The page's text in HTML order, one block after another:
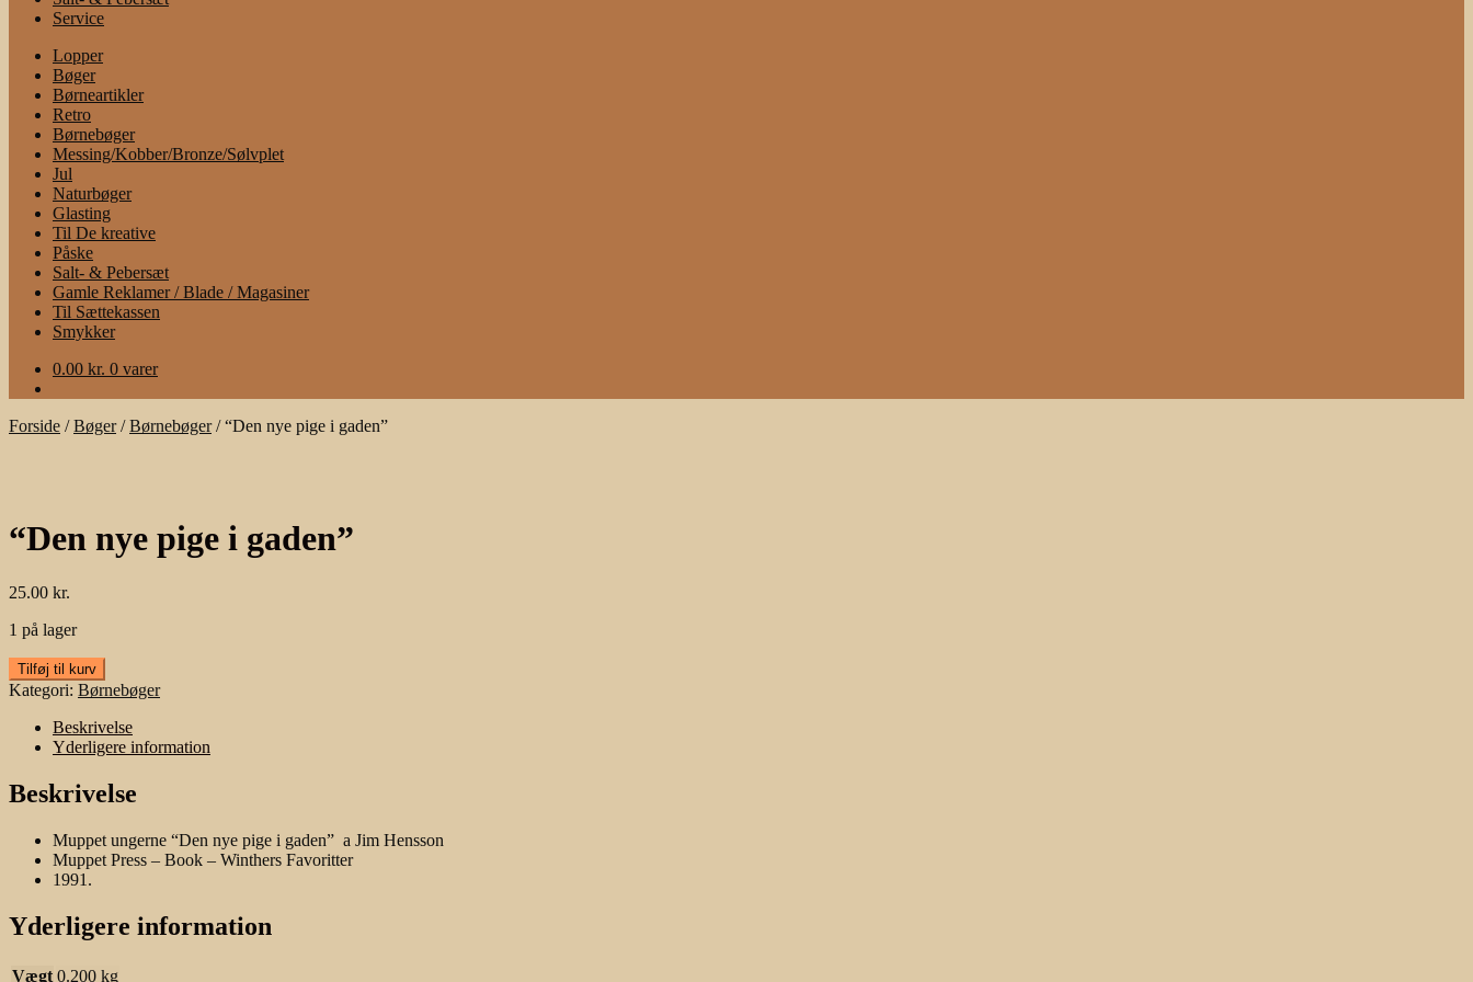
Service
Lopper
Bøger
Børneartikler
Retro
Børnebøger
Messing/Kobber/Bronze/Sølvplet
Jul
Naturbøger
Glasting
Til De kreative
Påske
Salt- & Pebersæt
Gamle Reklamer / Blade / Magasiner
Til Sættekassen
Smykker
0.00 kr. 0 varer
Forside /Bøger/Børnebøger/“Den nye pige i gaden”
“Den nye pige i gaden”
25.00 kr.
1 på lager
"Den
nye
gaden"
Tilføj til kurv
Kategori: Børnebøger
Beskrivelse
Yderligere information
Beskrivelse
Muppet ungerne “Den nye pige i gaden” a Jim Hensson
Muppet Press – Book – Winthers Favoritter
1991.
Yderligere information
Vægt 0.200 kg